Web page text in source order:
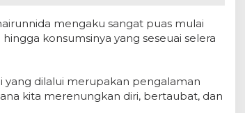
mengaku sangat puas mulai
konsumsinya yang seseuai selera
yang dilalui merupakan pengalaman
kita merenungkan diri, bertaubat, dan